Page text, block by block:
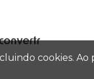
cookies.